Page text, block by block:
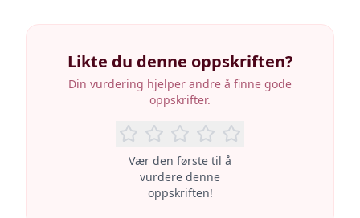
Likte du denne oppskriften?
Din vurdering hjelper andre å finne gode
oppskrifter.
Vær den første til å
vurdere denne
oppskriften!